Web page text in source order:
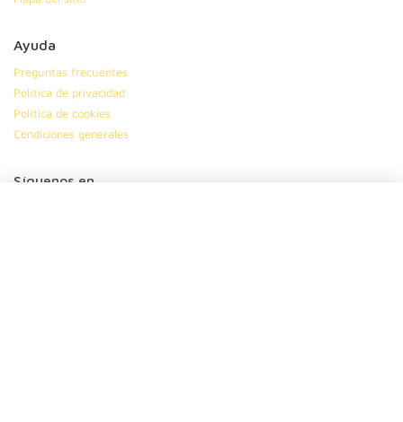
Ayuda
Preguntas frecuentes
Política de privacidad
Política de cookies
Condiciones generales
Síguenos en